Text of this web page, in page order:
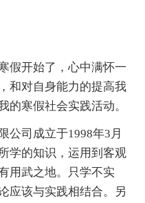
开始了，心中满怀一
和对自身能力的提高我
的寒假社会实践活动。
司成立于1998年3月
学的知识，运用到客观
用武之地。只学不实
应该与实践相结合。另